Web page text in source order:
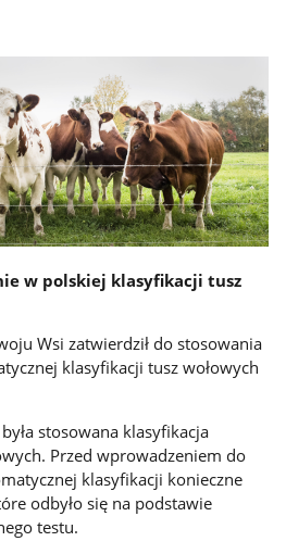
w polskiej klasyfikacji tusz
Wsi zatwierdził do stosowania
klasyfikacji tusz wołowych
stosowana klasyfikacja
Przed wprowadzeniem do
klasyfikacji konieczne
odbyło się na podstawie
testu.